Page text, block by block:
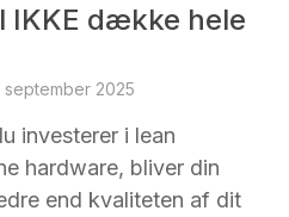
dække hele
september 2025
investerer i lean
hardware, bliver din
end kvaliteten af dit